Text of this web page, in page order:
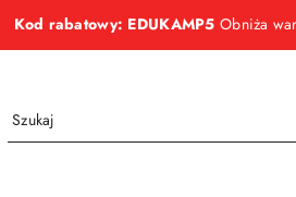
Kod rabatowy: EDUKAMP5 Obniża